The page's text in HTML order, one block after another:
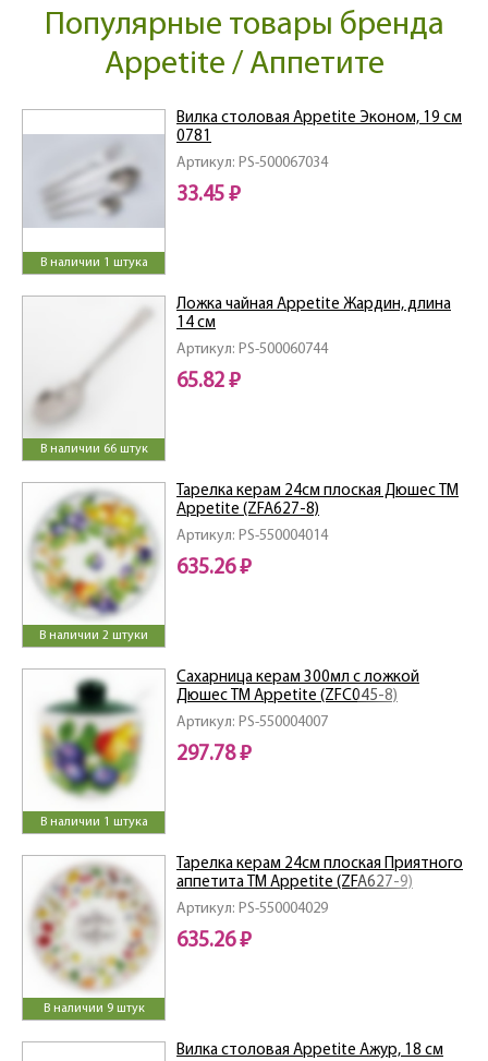
Популярные товары бренда
Appetite / Аппетите
В наличии 1 штука
Артикул: PS-500067034
Вилка столовая Appetite Эконом, 19 см
0781
33.45 ₽
В наличии 66 штук
Артикул: PS-500060744
Ложка чайная Appetite Жардин, длина
14 см
65.82 ₽
В наличии 2 штуки
Артикул: PS-550004014
Тарелка керам 24см плоская Дюшес ТМ
Appetite (ZFA627-8)
635.26 ₽
В наличии 1 штука
Артикул: PS-550004007
Сахарница керам 300мл с ложкой
Дюшес ТМ Appetite (ZFC045-8)
297.78 ₽
В наличии 9 штук
Артикул: PS-550004029
Тарелка керам 24см плоская Приятного
аппетита ТМ Appetite (ZFA627-9)
635.26 ₽
Вилка столовая Appetite Ажур, 18 см